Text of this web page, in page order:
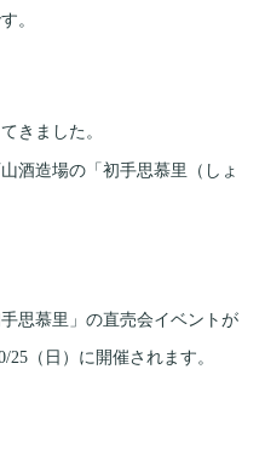
。
きました。
酒造場の「初手思慕里（しょ
思慕里」の直売会イベントが
25（日）に開催されます。